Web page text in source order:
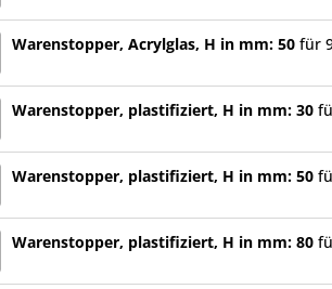
Warenstopper, Acrylglas, H in mm: 50 für
Warenstopper, plastifiziert, H in mm: 30
Warenstopper, plastifiziert, H in mm: 50
Warenstopper, plastifiziert, H in mm: 80